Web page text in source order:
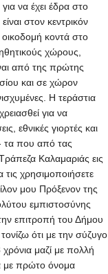
να έχει έδρα στο
στον κεντρικόν
κοντά στο
χώρους,
από της πρώτης
και σε χώρον
Η τεράστια
για να
εθνικές γιορτές και
τα που από τας
Καλαμαριάς εις
χρησιμοποιήσετε
μου Πρόξενον της
εμπιστοσύνης
επιτροπή του Δήμου
ότι με την σύζυγο
μαζί με πολλή
με πρώτο όνομα